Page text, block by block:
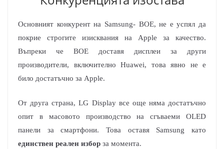
Основният конкурент на Samsung- BOE, не е успял да
покрие строгите изисквания на Apple за качество.
Въпреки че BOE доставя дисплеи за други
производители, включително Huawei, това явно не е
било достатъчно за Apple.
От друга страна, LG Display все още няма достатъчно
опит в масовото производство на сгъваеми OLED
панели за смартфони. Това оставя Samsung като
единствен реален избор за момента.